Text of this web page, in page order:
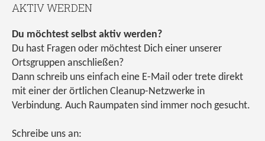
AKTIV WERDEN
Du möchtest selbst aktiv werden?
Du hast Fragen oder möchtest Dich einer unserer
Ortsgruppen anschließen?
Dann schreib uns einfach eine E-Mail oder trete direkt
mit einer der örtlichen Cleanup-Netzwerke in
Verbindung. Auch Raumpaten sind immer noch gesucht.
Schreibe uns an: